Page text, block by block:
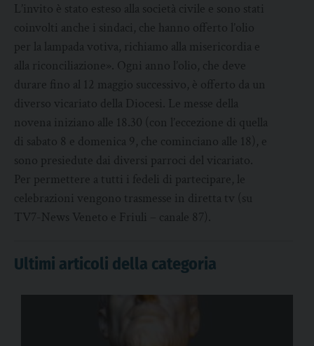
L’invito è stato esteso alla società civile e sono stati
coinvolti anche i sindaci, che hanno offerto l’olio
per la lampada votiva, richiamo alla misericordia e
alla riconciliazione». Ogni anno l’olio, che deve
durare fino al 12 maggio successivo, è offerto da un
diverso vicariato della Diocesi. Le messe della
novena iniziano alle 18.30 (con l’eccezione di quella
di sabato 8 e domenica 9, che cominciano alle 18), e
sono presiedute dai diversi parroci del vicariato.
Per permettere a tutti i fedeli di partecipare, le
celebrazioni vengono trasmesse in diretta tv (su
TV7-News Veneto e Friuli – canale 87).
Ultimi articoli della categoria